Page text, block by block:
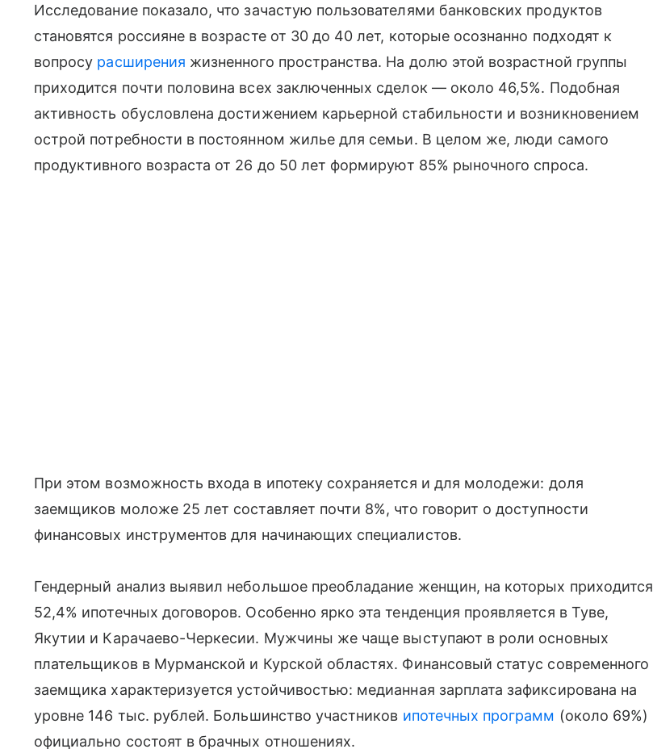
Исследование показало, что зачастую пользователями банковских продуктов
становятся россияне в возрасте от 30 до 40 лет, которые осознанно подходят к
вопросу расширения жизненного пространства. На долю этой возрастной группы
приходится почти половина всех заключенных сделок — около 46,5%. Подобная
активность обусловлена достижением карьерной стабильности и возникновением
острой потребности в постоянном жилье для семьи. В целом же, люди самого
продуктивного возраста от 26 до 50 лет формируют 85% рыночного спроса.
При этом возможность входа в ипотеку сохраняется и для молодежи: доля
заемщиков моложе 25 лет составляет почти 8%, что говорит о доступности
финансовых инструментов для начинающих специалистов.
Гендерный анализ выявил небольшое преобладание женщин, на которых приходится
52,4% ипотечных договоров. Особенно ярко эта тенденция проявляется в Туве,
Якутии и Карачаево-Черкесии. Мужчины же чаще выступают в роли основных
плательщиков в Мурманской и Курской областях. Финансовый статус современного
заемщика характеризуется устойчивостью: медианная зарплата зафиксирована на
уровне 146 тыс. рублей. Большинство участников ипотечных программ (около 69%)
официально состоят в брачных отношениях.